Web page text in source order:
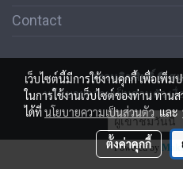
Contact
สงวนลิขสิทธิ์ © ส
นโนบายความเป็นส่วนตัว เ
ผู้เข้าชมวันนี้
Powered by
เว็บไซต์นี้มีการใช้งานคุกกี้ เพื่อเพิ่
ในการใช้งานเว็บไซต์ของท่าน ท่าน
ได้ที่นโยบายความเป็นส่วนตัวและ
ตั้งค่าคุกกี้